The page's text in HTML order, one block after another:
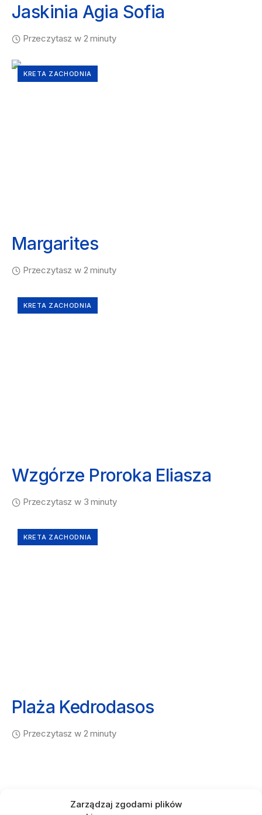
Zarządzaj zgodami plików
Jaskinia Agia Sofia
Przeczytasz w 2 minuty
KRETA ZACHODNIA
Margarites
Przeczytasz w 2 minuty
KRETA ZACHODNIA
Wzgórze Proroka Eliasza
Przeczytasz w 3 minuty
KRETA ZACHODNIA
Plaża Kedrodasos
Przeczytasz w 2 minuty